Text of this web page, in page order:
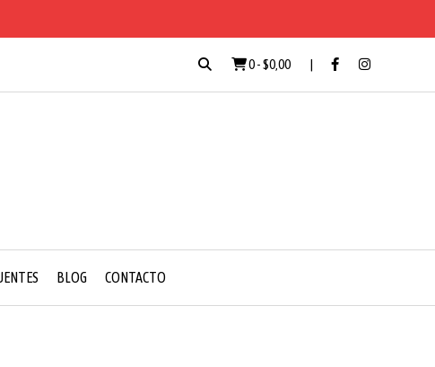
0-$0,00
BLOG CONTACTO